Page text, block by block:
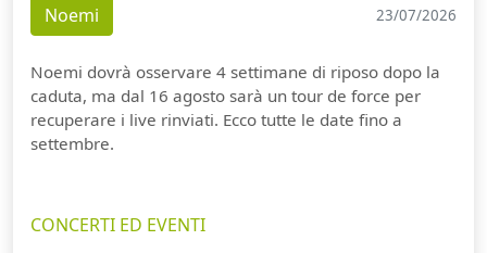
Noemi 23/07/2026
Noemi dovrà osservare 4 settimane di riposo dopo la
caduta, ma dal 16 agosto sarà un tour de force per
recuperare i live rinviati. Ecco tutte le date fino a
settembre.
CONCERTI ED EVENTI